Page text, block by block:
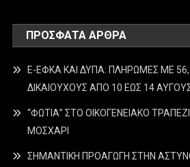
ΠΡΌΣΦΑΤΑ ΆΡΘΡΑ
E-ΕΦΚΑ ΚΑΙ ΔΥΠΑ: ΠΛΗΡΩΜΕΣ ΜΕ
ΔΙΚΑΙΟΥΧΟΥΣ ΑΠΟ 10 ΕΩΣ 14
“ΦΩΤΙΑ” ΣΤΟ ΟΙΚΟΓΕΝΕΙΑΚΟ
ΜΟΣΧΑΡΙ
ΣΗΜΑΝΤΙΚΗ ΠΡΟΑΓΩΓΗ ΣΤΗΝ